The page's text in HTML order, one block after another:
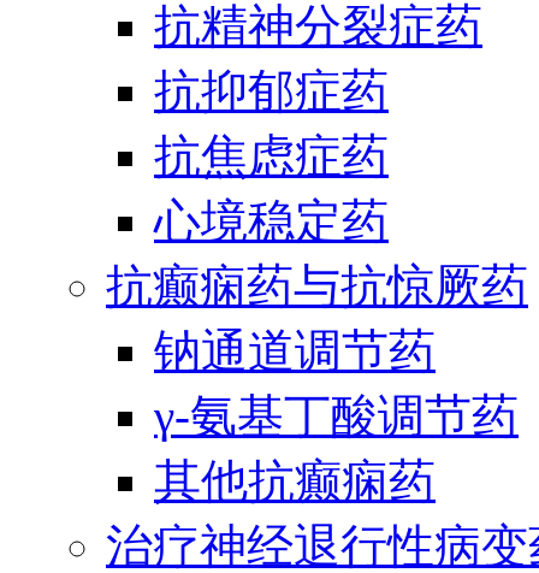
抗精神分裂症药
抗抑郁症药
抗焦虑症药
心境稳定药
抗癫痫药与抗惊厥药
钠通道调节药
γ-氨基丁酸调节药
其他抗癫痫药
治疗神经退行性病